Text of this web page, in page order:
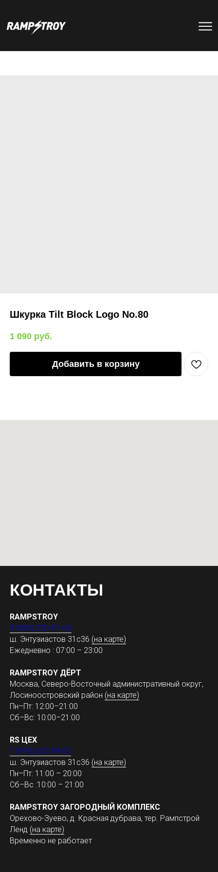
Шкурка Tilt Block Logo No.80
1 090 руб.
Добавить в корзину
КОНТАКТЫ
RAMPSTROY
8 (800) 250-51-06
ш. Энтузиастов 31с36 (на карте)
Ежедневно : 07:00 – 23:00
RAMPSTROY ДЁРТ
Москва, Северо-Восточный административный округ,
Лосиноостровский район (на карте)
Пн–Пт: 12:00–21:00
Сб–Вс: 10:00–21:00
RS ЦЕХ
7 (993) 603 89-05
ш. Энтузиастов 31с36 (на карте)
Пн–Пт: 11:00 – 20:00
Сб–Вс :10:00 – 21:00
RAMPSTROY ЗАГОРОДНЫЙ КОМПЛЕКС
Орехово-Зуево, д. Красная дубрава, тер. Рампстрой
Ленд (на карте)
Временно не работает